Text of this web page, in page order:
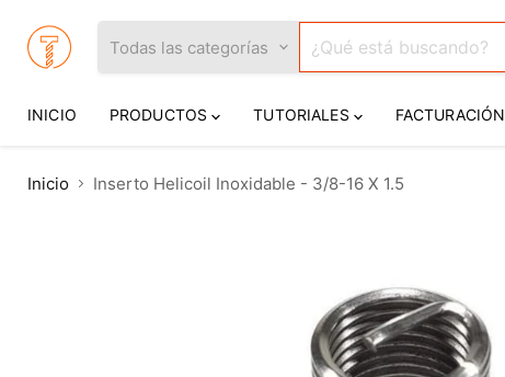
Todas las categorías
INICIO PRODUCTOS TUTORIALES FACTURACIÓN
Inicio Inserto Helicoil Inoxidable - 3/8-16 X 1.5